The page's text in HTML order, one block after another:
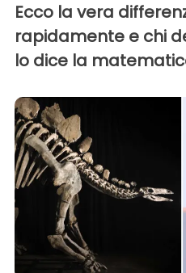
Ecco la vera
rapidamente e chi
lo dice la